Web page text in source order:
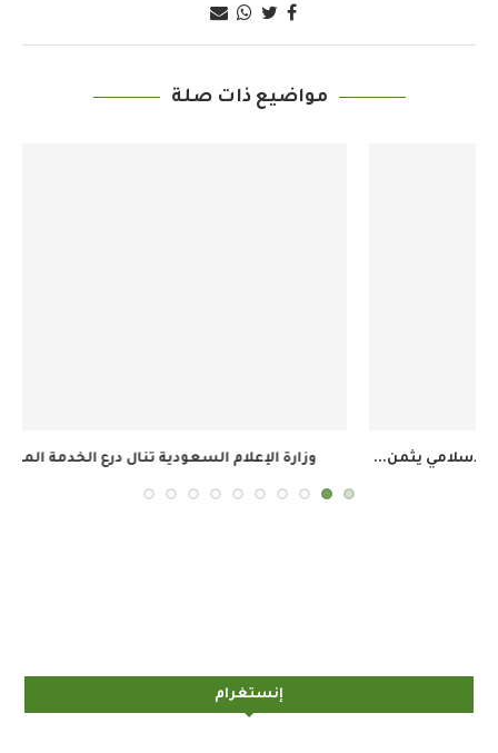
مواضيع ذات صلة
وزارة الإعلام السعودية تنال درع الخدمة المتميزة في...
إنستغرام